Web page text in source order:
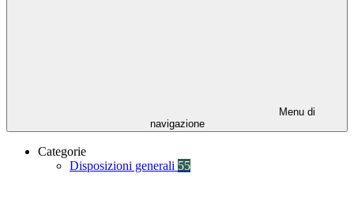
Menu di
navigazione
Categorie
Disposizioni generali 55